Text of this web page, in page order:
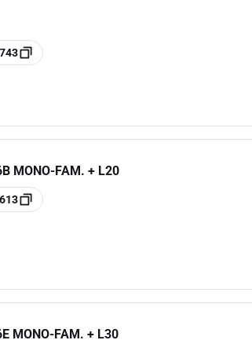
MONO-FAM. + L20
MONO-FAM. + L30